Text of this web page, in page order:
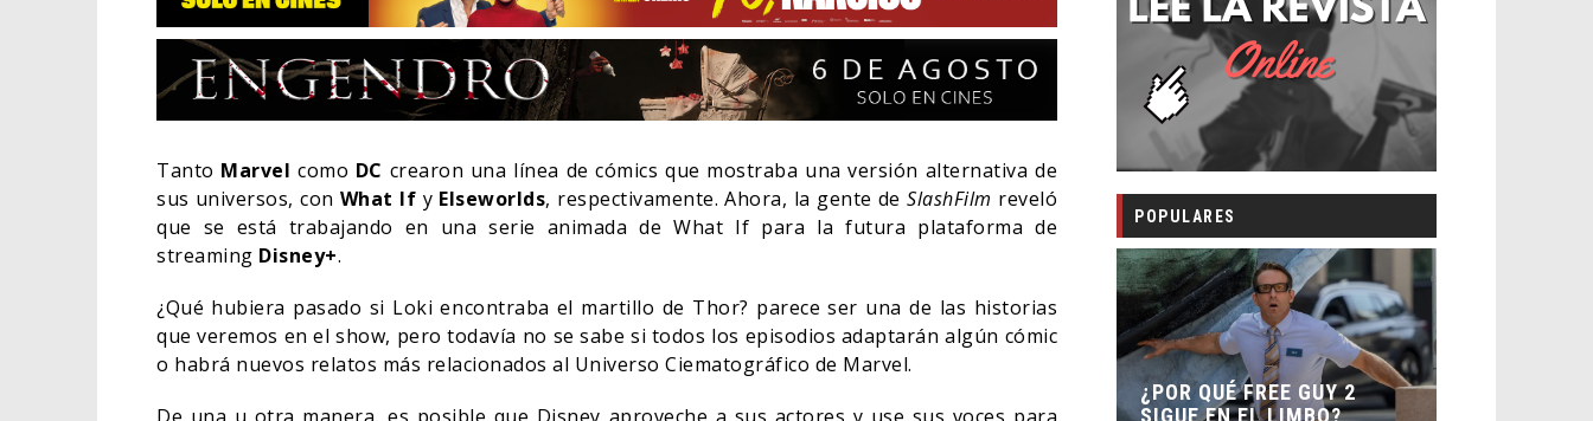
Tanto Marvel como DC crearon una línea de cómics que mostraba una versión alternativa de
sus universos, con What If y Elseworlds, respectivamente. Ahora, la gente deSlashFilm reveló
que se está trabajando en una serie animada de What If para la futura plataforma de
streaming Disney+.
¿Qué hubiera pasado si Loki encontraba el martillo de Thor? parece ser una de las historias
que veremos en el show, pero todavía no se sabe si todos los episodios adaptarán algún cómic
o habrá nuevos relatos más relacionados al Universo Ciematográfico de Marvel.
POPULARES
ELIGE A SU VILLANO
LA NOCHE DEL DEMONIO:
TRAILER FINAL
¿POR QUÉ FREE GUY 2
SIGUE EN EL LIMBO?